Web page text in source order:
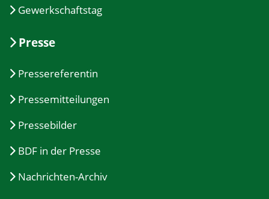
Gewerkschaftstag
Presse
Pressereferentin
Pressemitteilungen
Pressebilder
BDF in der Presse
Nachrichten-Archiv